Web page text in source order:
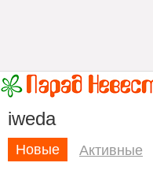
iweda
Новые Активные